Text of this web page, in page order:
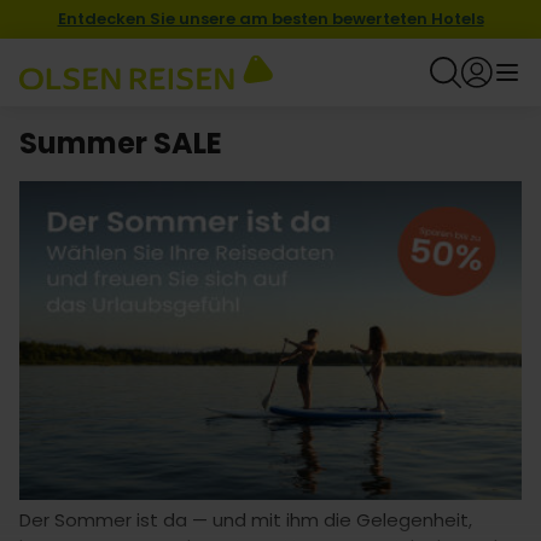
Entdecken Sie unsere am besten bewerteten Hotels
Summer SALE
Der Sommer ist da — und mit ihm die Gelegenheit,